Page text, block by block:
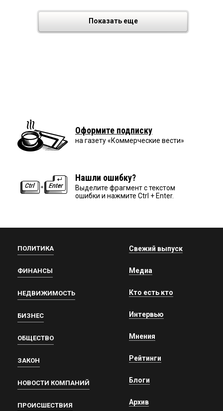
Показать еще
Оформите подписку
на газету «Коммерческие вести»
Нашли ошибку?
Выделите фрагмент с текстом
ошибки и нажмите Ctrl + Enter.
ПОЛИТИКА
ФИНАНСЫ
НЕДВИЖИМОСТЬ
БИЗНЕС
ОБЩЕСТВО
ЗАКОН
НОВОСТИ КОМПАНИЙ
ПРОИСШЕСТВИЯ
Свежий выпуск
Медиа
Кто есть кто
Интервью
Мнения
Рейтинги
Блоги
Архив